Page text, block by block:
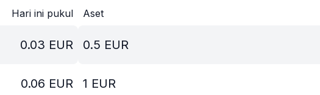
Hari ini pukul
0.03 EUR
0.06 EUR
Aset
0.5 EUR
1 EUR